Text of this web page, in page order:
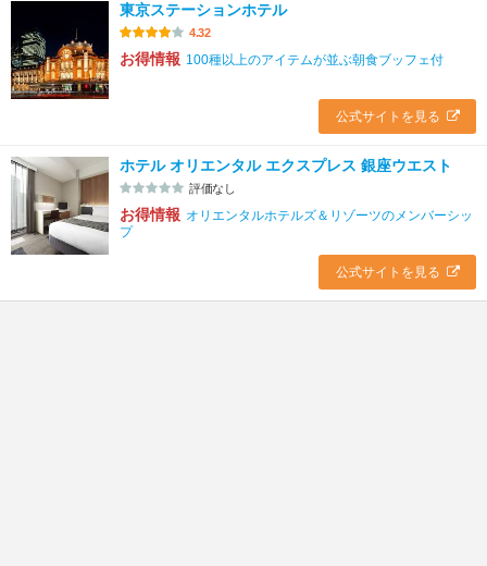
東京ステーションホテル
4.32
お得情報 100種以上のアイテムが並ぶ朝食ブッフェ付
公式サイトを見る
ホテル オリエンタル エクスプレス 銀座ウエスト
評価なし
お得情報 オリエンタルホテルズ＆リゾーツのメンバーシッ
プ
公式サイトを見る